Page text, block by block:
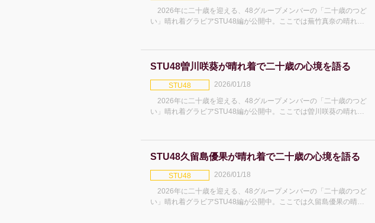
2026年に二十歳を迎える、48グループメンバーの「二十歳のつど
い」晴れ着グラビアSTU48編が公開中。ここでは蕪竹真奈の晴れ着
STU48曽川咲葵が晴れ着で二十歳の心境を語る
STU48
2026/01/18
2026年に二十歳を迎える、48グループメンバーの「二十歳のつど
い」晴れ着グラビアSTU48編が公開中。ここでは曽川咲葵の晴れ着
STU48久留島優果が晴れ着で二十歳の心境を語る
STU48
2026/01/18
2026年に二十歳を迎える、48グループメンバーの「二十歳のつど
い」晴れ着グラビアSTU48編が公開中。ここでは久留島優果の晴れ